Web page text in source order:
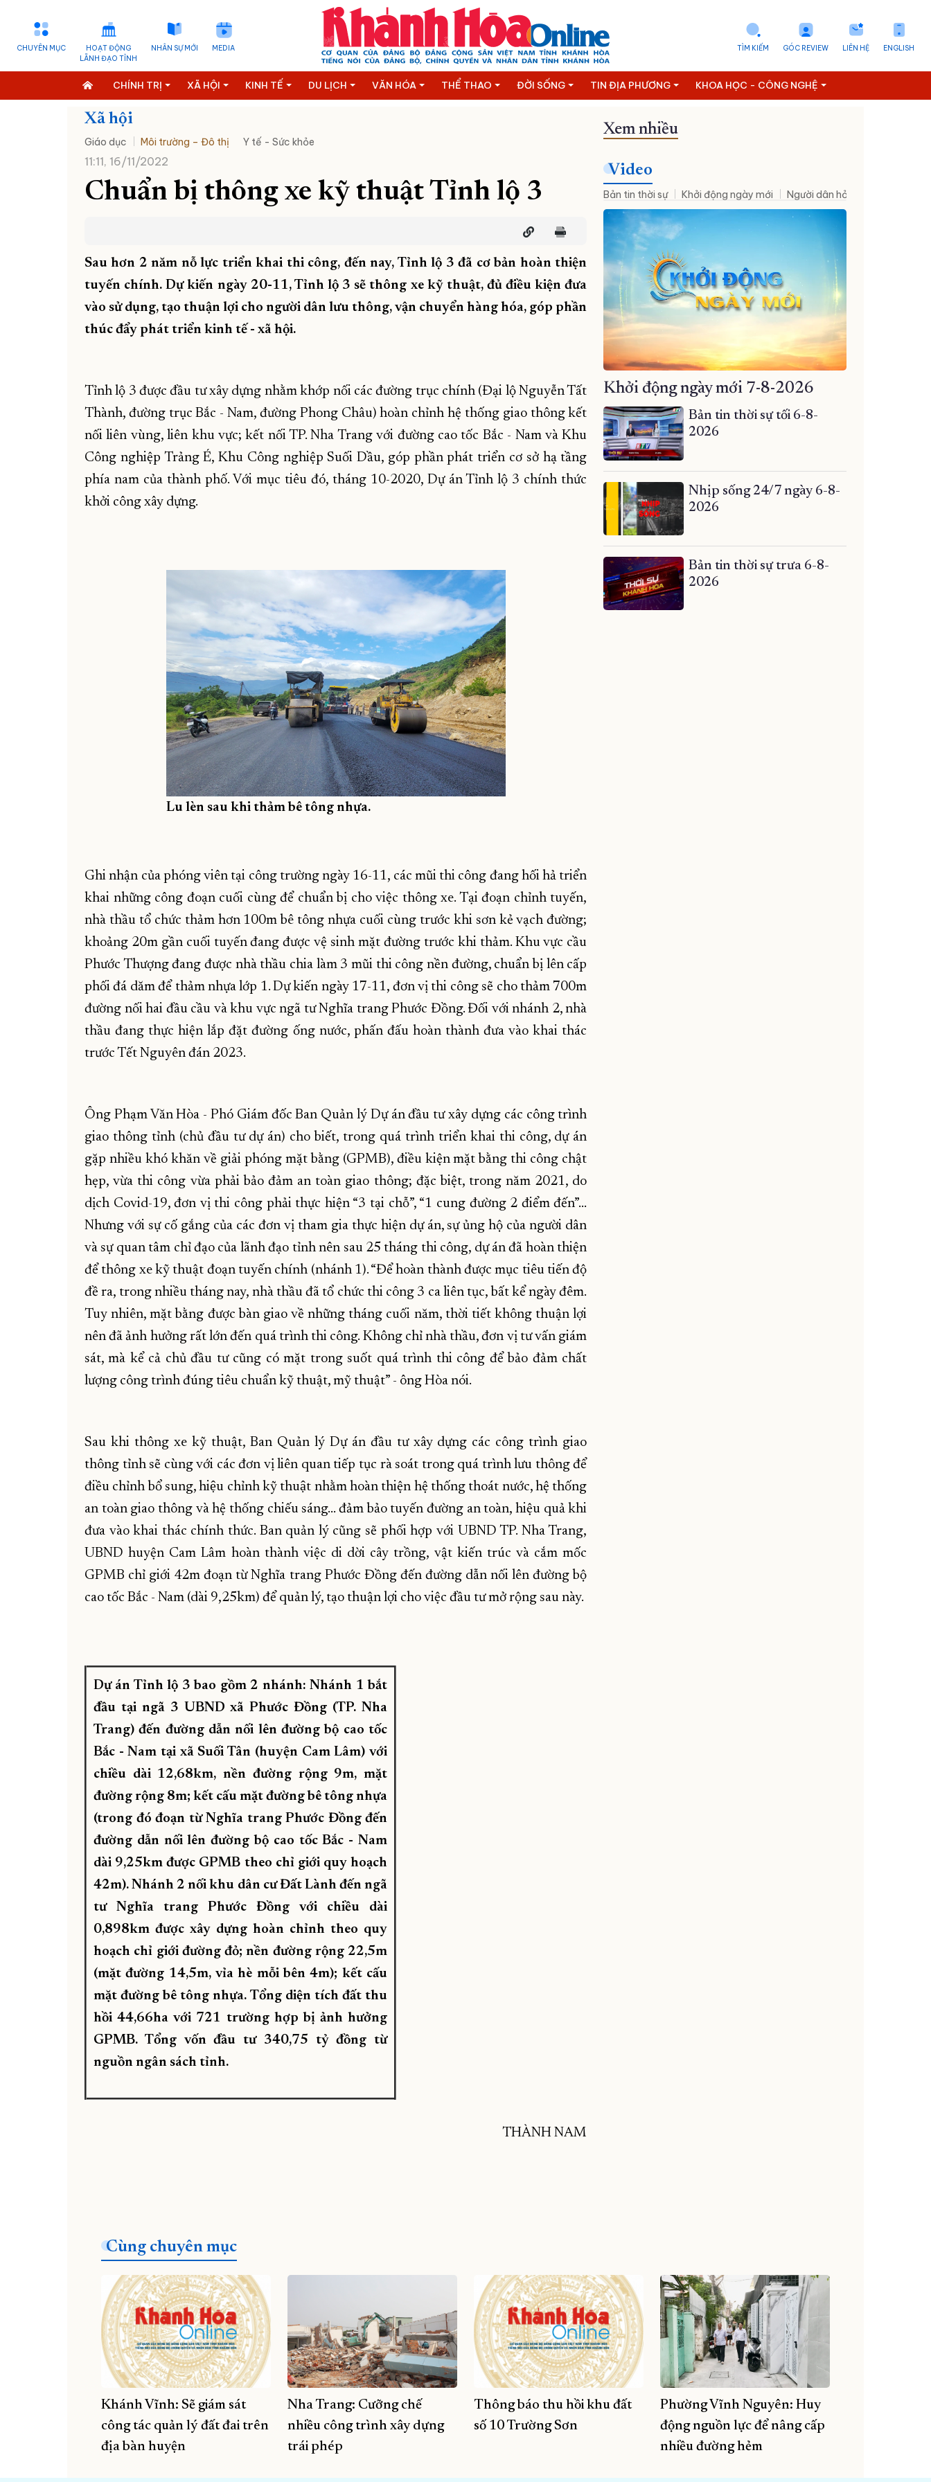
CHUYÊN MỤC
HOẠT ĐỘNG
LÃNH ĐẠO TỈNH
NHÂN SỰ MỚI MEDIA ENGLISH
LIÊN HỆ
GÓC REVIEW
TÌM KIẾM
CHÍNH TRỊ XÃ HỘI KINH TẾ DU LỊCH VĂN HÓA THỂ THAO ĐỜI SỐNG TIN ĐỊA PHƯƠNG KHOA HỌC - CÔNG NGHỆ
Xã hội
Giáo dục Môi trường – Đô thị Y tế - Sức khỏe
11:11, 16/11/2022
Chuẩn bị thông xe kỹ thuật Tỉnh lộ 3
Sau hơn 2 năm nỗ lực triển khai thi công, đến nay, Tỉnh lộ 3 đã cơ bản hoàn thiện
tuyến chính. Dự kiến ngày 20-11, Tỉnh lộ 3 sẽ thông xe kỹ thuật, đủ điều kiện đưa
vào sử dụng, tạo thuận lợi cho người dân lưu thông, vận chuyển hàng hóa, góp phần
thúc đẩy phát triển kinh tế - xã hội.
Tỉnh lộ 3 được đầu tư xây dựng nhằm khớp nối các đường trục chính (Đại lộ Nguyễn Tất
Thành, đường trục Bắc - Nam, đường Phong Châu) hoàn chỉnh hệ thống giao thông kết
nối liên vùng, liên khu vực; kết nối TP. Nha Trang với đường cao tốc Bắc - Nam và Khu
Công nghiệp Trảng É, Khu Công nghiệp Suối Dầu, góp phần phát triển cơ sở hạ tầng
phía nam của thành phố. Với mục tiêu đó, tháng 10-2020, Dự án Tỉnh lộ 3 chính thức
khởi công xây dựng.
Lu lèn sau khi thảm bê tông nhựa.
Ghi nhận của phóng viên tại công trường ngày 16-11, các mũi thi công đang hối hả triển
khai những công đoạn cuối cùng để chuẩn bị cho việc thông xe. Tại đoạn chỉnh tuyến,
nhà thầu tổ chức thảm hơn 100m bê tông nhựa cuối cùng trước khi sơn kẻ vạch đường;
khoảng 20m gần cuối tuyến đang được vệ sinh mặt đường trước khi thảm. Khu vực cầu
Phước Thượng đang được nhà thầu chia làm 3 mũi thi công nền đường, chuẩn bị lên cấp
phối đá dăm để thảm nhựa lớp 1. Dự kiến ngày 17-11, đơn vị thi công sẽ cho thảm 700m
đường nối hai đầu cầu và khu vực ngã tư Nghĩa trang Phước Đồng. Đối với nhánh 2, nhà
thầu đang thực hiện lắp đặt đường ống nước, phấn đấu hoàn thành đưa vào khai thác
trước Tết Nguyên đán 2023.
Ông Phạm Văn Hòa - Phó Giám đốc Ban Quản lý Dự án đầu tư xây dựng các công trình
giao thông tỉnh (chủ đầu tư dự án) cho biết, trong quá trình triển khai thi công, dự án
gặp nhiều khó khăn về giải phóng mặt bằng (GPMB), điều kiện mặt bằng thi công chật
hẹp, vừa thi công vừa phải bảo đảm an toàn giao thông; đặc biệt, trong năm 2021, do
dịch Covid-19, đơn vị thi công phải thực hiện “3 tại chỗ”, “1 cung đường 2 điểm đến”…
Nhưng với sự cố gắng của các đơn vị tham gia thực hiện dự án, sự ủng hộ của người dân
và sự quan tâm chỉ đạo của lãnh đạo tỉnh nên sau 25 tháng thi công, dự án đã hoàn thiện
để thông xe kỹ thuật đoạn tuyến chính (nhánh 1). “Để hoàn thành được mục tiêu tiến độ
đề ra, trong nhiều tháng nay, nhà thầu đã tổ chức thi công 3 ca liên tục, bất kể ngày đêm.
Tuy nhiên, mặt bằng được bàn giao về những tháng cuối năm, thời tiết không thuận lợi
nên đã ảnh hưởng rất lớn đến quá trình thi công. Không chỉ nhà thầu, đơn vị tư vấn giám
sát, mà kể cả chủ đầu tư cũng có mặt trong suốt quá trình thi công để bảo đảm chất
lượng công trình đúng tiêu chuẩn kỹ thuật, mỹ thuật” - ông Hòa nói.
Sau khi thông xe kỹ thuật, Ban Quản lý Dự án đầu tư xây dựng các công trình giao
thông tỉnh sẽ cùng với các đơn vị liên quan tiếp tục rà soát trong quá trình lưu thông để
điều chỉnh bổ sung, hiệu chỉnh kỹ thuật nhằm hoàn thiện hệ thống thoát nước, hệ thống
an toàn giao thông và hệ thống chiếu sáng… đảm bảo tuyến đường an toàn, hiệu quả khi
đưa vào khai thác chính thức. Ban quản lý cũng sẽ phối hợp với UBND TP. Nha Trang,
UBND huyện Cam Lâm hoàn thành việc di dời cây trồng, vật kiến trúc và cắm mốc
GPMB chỉ giới 42m đoạn từ Nghĩa trang Phước Đồng đến đường dẫn nối lên đường bộ
cao tốc Bắc - Nam (dài 9,25km) để quản lý, tạo thuận lợi cho việc đầu tư mở rộng sau này.
Dự án Tỉnh lộ 3 bao gồm 2 nhánh: Nhánh 1 bắt
đầu tại ngã 3 UBND xã Phước Đồng (TP. Nha
Trang) đến đường dẫn nối lên đường bộ cao tốc
Bắc - Nam tại xã Suối Tân (huyện Cam Lâm) với
chiều dài 12,68km, nền đường rộng 9m, mặt
đường rộng 8m; kết cấu mặt đường bê tông nhựa
(trong đó đoạn từ Nghĩa trang Phước Đồng đến
đường dẫn nối lên đường bộ cao tốc Bắc - Nam
dài 9,25km được GPMB theo chỉ giới quy hoạch
42m). Nhánh 2 nối khu dân cư Đất Lành đến ngã
tư Nghĩa trang Phước Đồng với chiều dài
0,898km được xây dựng hoàn chỉnh theo quy
hoạch chỉ giới đường đỏ; nền đường rộng 22,5m
(mặt đường 14,5m, vỉa hè mỗi bên 4m); kết cấu
mặt đường bê tông nhựa. Tổng diện tích đất thu
hồi 44,66ha với 721 trường hợp bị ảnh hưởng
GPMB. Tổng vốn đầu tư 340,75 tỷ đồng từ
nguồn ngân sách tỉnh.
THÀNH NAM
Xem nhiều
Video
Bản tin thời sự Khởi động ngày mới Người dân hỏi – Cơ quan nhà
Khởi động ngày mới 7-8-2026
Bản tin thời sự tối 6-8-
2026
Nhịp sống 24/7 ngày 6-8-
2026
Bản tin thời sự trưa 6-8-
2026
Cùng chuyên mục
Khánh Vĩnh: Sẽ giám sát
công tác quản lý đất đai trên
địa bàn huyện
Nha Trang: Cưỡng chế
nhiều công trình xây dựng
trái phép
Thông báo thu hồi khu đất
số 10 Trường Sơn
Phường Vĩnh Nguyên: Huy
động nguồn lực để nâng cấp
nhiều đường hẻm